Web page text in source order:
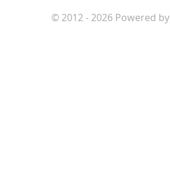
© 2012 - 2026 Powered by